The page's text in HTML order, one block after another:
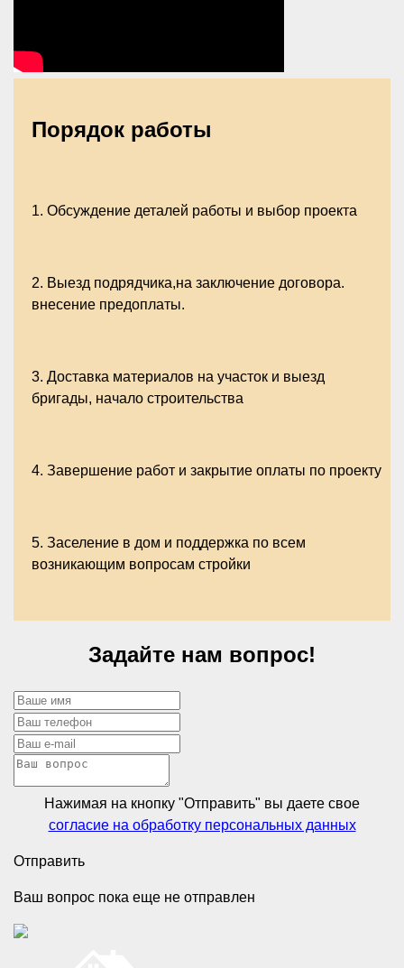
Порядок работы
1. Обсуждение деталей работы и выбор проекта
2. Выезд подрядчика,на заключение договора.
внесение предоплаты.
3. Доставка материалов на участок и выезд
бригады, начало строительства
4. Завершение работ и закрытие оплаты по проекту
5. Заселение в дом и поддержка по всем
возникающим вопросам стройки
Задайте нам вопрос!
Нажимая на кнопку "Отправить" вы даете свое
согласие на обработку персональных данных
Отправить
Ваш вопрос пока еще не отправлен